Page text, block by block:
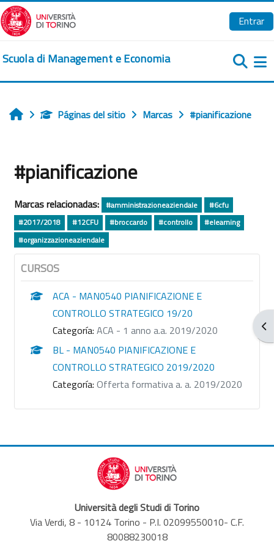
Salta al contenido principal
Entrar
Scuola di Management e Economia
InicioPáginas del sitio Marcas #pianificazione
#pianificazione
Marcas relacionadas: #amministrazioneaziendale
#6cfu
#2017/2018
#12CFU #broccardo #controllo
#elearning
#organizzazioneaziendale
CURSOS
ACA - MAN0540 PIANIFICAZIONE E
CONTROLLO STRATEGICO 19/20
Categoría: ACA - 1 anno a.a. 2019/2020
BL - MAN0540 PIANIFICAZIONE E
CONTROLLO STRATEGICO 2019/2020
Categoría: Offerta formativa a. a. 2019/2020
Università degli Studi di Torino
Via Verdi, 8 - 10124 Torino - P.I. 02099550010- C.F.
80088230018